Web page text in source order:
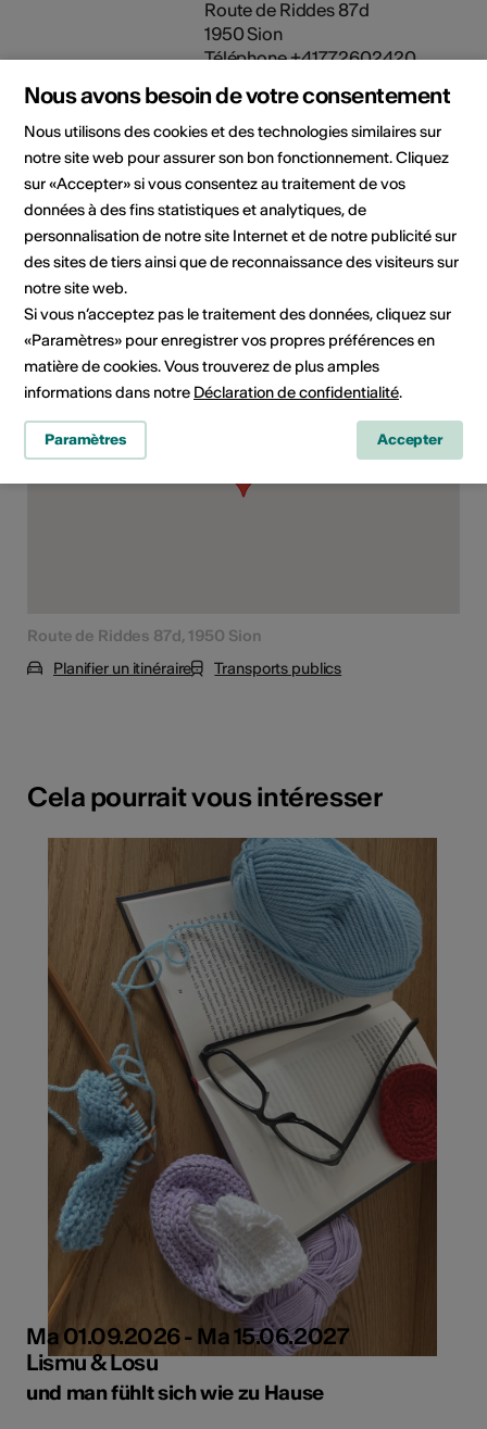
Route de Riddes 87d
1950 Sion
Téléphone +41772602420
Site Internet
Domaine
Type d'événement
Lecture
Classe d'âge
Tout public
Lieu de l'événement
Route de Riddes 87d, 1950 Sion
Planifier un itinéraire
Transports publics
Cela pourrait vous intéresser
Ma 01.09.2026 - Ma 15.06.2027
Lismu & Losu
und man fühlt sich wie zu Hause
Nous avons besoin de votre consentement
Nous utilisons des cookies et des technologies similaires sur
notre site web pour assurer son bon fonctionnement. Cliquez
sur «Accepter» si vous consentez au traitement de vos
données à des fins statistiques et analytiques, de
personnalisation de notre site Internet et de notre publicité sur
des sites de tiers ainsi que de reconnaissance des visiteurs sur
notre site web.
Si vous n’acceptez pas le traitement des données, cliquez sur
«Paramètres» pour enregistrer vos propres préférences en
matière de cookies. Vous trouverez de plus amples
informations dans notre Déclaration de confidentialité.
Paramètres Accepter